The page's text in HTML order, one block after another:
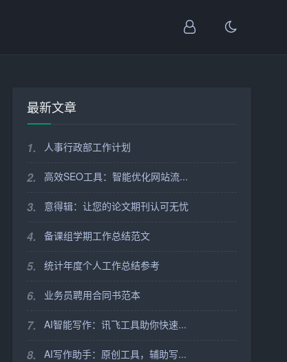
最新文章
1. 人事行政部工作计划
2. 高效SEO工具：智能优化网站流...
3. 意得辑：让您的论文期刊认可无忧
4. 备课组学期工作总结范文
5. 统计年度个人工作总结参考
6. 业务员聘用合同书范本
7. AI智能写作：讯飞工具助你快速...
8. AI写作助手：原创工具，辅助写...